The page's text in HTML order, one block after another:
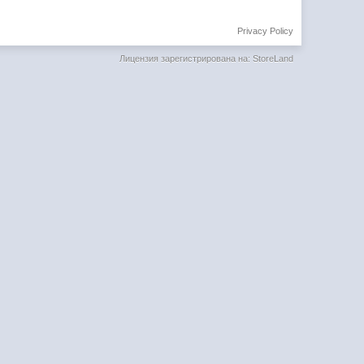
Privacy Policy
Лицензия зарегистрирована на: StoreLand